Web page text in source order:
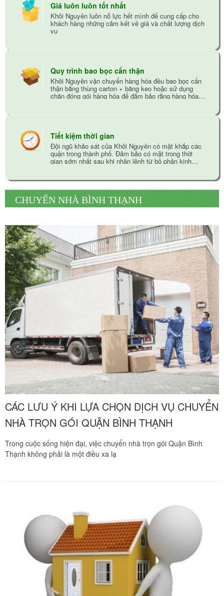
Giá luôn luôn tốt nhất
Khôi Nguyên luôn nỗ lực hết mình để cung cấp cho
khách hàng những cảm kết về giá và chất lượng dịch
vụ
Quy trình bao bọc cẩn thận
Khôi Nguyên vận chuyển hàng hóa đều bao bọc cẩn
thận bằng thùng carton + băng keo hoặc sử dụng
chăn đóng gói hàng hóa để đảm bảo rằng hàng hóa
Tiết kiệm thời gian
Đội ngũ khảo sát của Khôi Nguyên có mặt khắp các
quận trong thành phố. Đảm bảo có mặt trong thời
gian sớm nhất sau khi nhận lệnh từ bộ phận kinh
CHUYỂN NHÀ BÌNH THẠNH
CÁC LƯU Ý KHI LỰA CHỌN DỊCH VỤ CHUYỂN
NHÀ TRỌN GÓI QUẬN BÌNH THẠNH
Trong cuộc sống hiện đại, việc chuyển nhà trọn gói Quận Bình
Thạnh không phải là một điều xa lạ